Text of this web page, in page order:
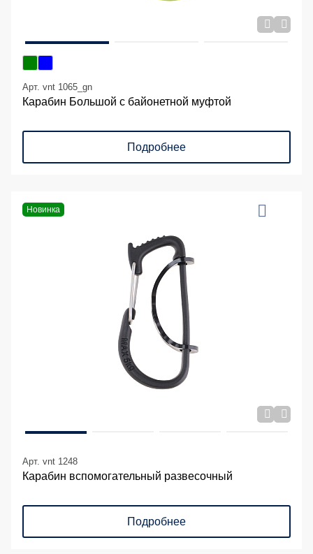
Арт. vnt 1065_gn
Карабин Большой с байонетной муфтой
Подробнее
Новинка
Арт. vnt 1248
Карабин вспомогательный развесочный
Подробнее